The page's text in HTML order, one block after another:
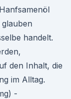
handelt.
den Inhalt, die
im Alltag.
-